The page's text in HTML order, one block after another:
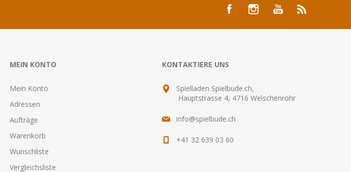
MEIN KONTO
Mein Konto
Adressen
Aufträge
Warenkorb
Wunschliste
Vergleichsliste
KONTAKTIERE UNS
Spielladen Spielbude.ch,
Hauptstrasse 4, 4716 Welschenrohr
info@spielbude.ch
+41 32 639 03 60